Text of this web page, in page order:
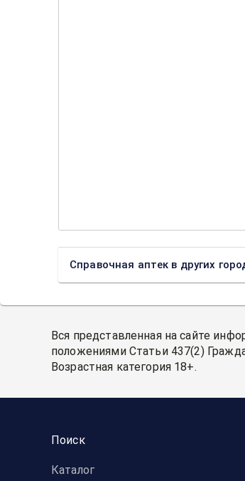
Справочная аптек в других
Вся представленная на сайте
положениями Статьи 437(2)
Возрастная категория 18+.
Поиск
Каталог